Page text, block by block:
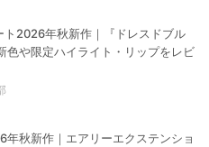
ト2026年秋新作｜『ドレスドブル
色や限定ハイライト・リップをレビ
年秋新作｜エアリーエクステンショ